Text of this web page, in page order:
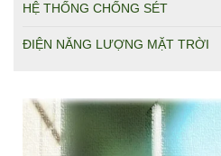
HỆ THỐNG CHỐNG SÉT
ĐIỆN NĂNG LƯỢNG MẶT TRỜI